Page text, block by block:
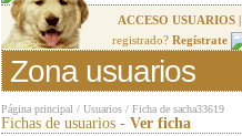
ACCESO USUARIOS |
registrado? Regístrate
Zona usuarios
Página principal / Usuarios / Ficha de sacha33619
Fichas de usuarios - Ver ficha